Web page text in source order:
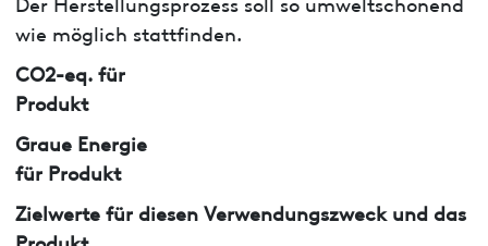
wie möglich stattfinden.
CO2-eq. für
Produkt
Graue Energie
für Produkt
Zielwerte für diesen Verwendungszweck und das